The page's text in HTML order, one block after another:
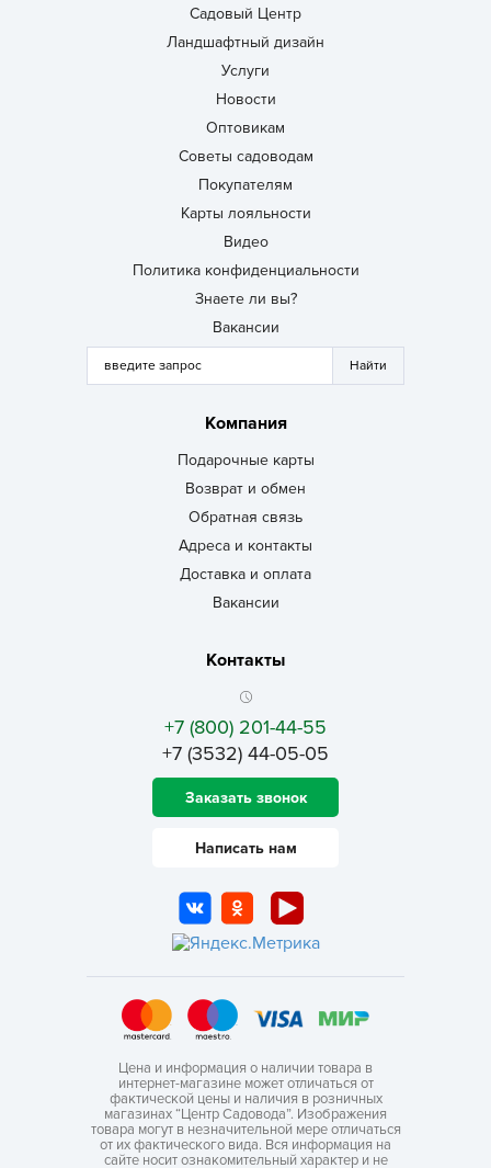
Садовый Центр
Ландшафтный дизайн
Услуги
Новости
Оптовикам
Советы садоводам
Покупателям
Карты лояльности
Видео
Политика конфиденциальности
Знаете ли вы?
Вакансии
Компания
Подарочные карты
Возврат и обмен
Обратная связь
Адреса и контакты
Доставка и оплата
Вакансии
Контакты
+7 (800) 201-44-55
+7 (3532) 44-05-05
Заказать звонок
Написать нам
Цена и информация о наличии товара в
интернет-магазине может отличаться от
фактической цены и наличия в розничных
магазинах “Центр Садовода”. Изображения
товара могут в незначительной мере отличаться
от их фактического вида. Вся информация на
сайте носит ознакомительный характер и не